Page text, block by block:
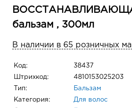
бальзам , 300мл
В наличии в 65 розничных
Код: 38437
Штрихкод: 4810153025203
Тип: Бальзам
Категория: Для волос